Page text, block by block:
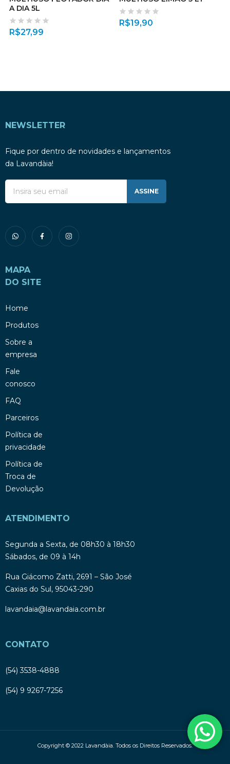
A DIA 5L
R$27,99
R$19,90
NEWSLETTER
Fique por dentro de novidades e lançamentos
da Lavandàia!
ASSINE
MAPA
DO SITE
Home
Produtos
Sobre a
empresa
Fale
conosco
FAQ
Parceiros
Política de
privacidade
Política de
Troca de
Devolução
ATENDIMENTO
Segunda a Sexta, de 08h30 à 18h30
Sábados, de 09 à 14h
Rua Giácomo Zatti, 2691 – São José
Caxias do Sul, 95043-290
lavandaia@lavandaia.com.br
CONTATO
(54) 3538-4888
(54) 9 9267-7256
Copyright © 2022 Lavandàia. Todos os Direitos Reservados.